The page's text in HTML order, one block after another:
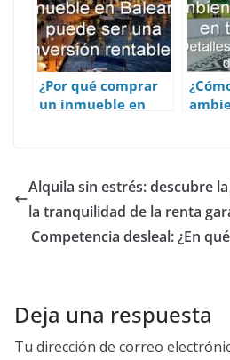
¿Por qué comprar
un inmueble en
Alquila sin estrés: descubre
la tranquilidad de la renta
Competencia desleal: ¿En
Deja una respuesta
Tu dirección de correo